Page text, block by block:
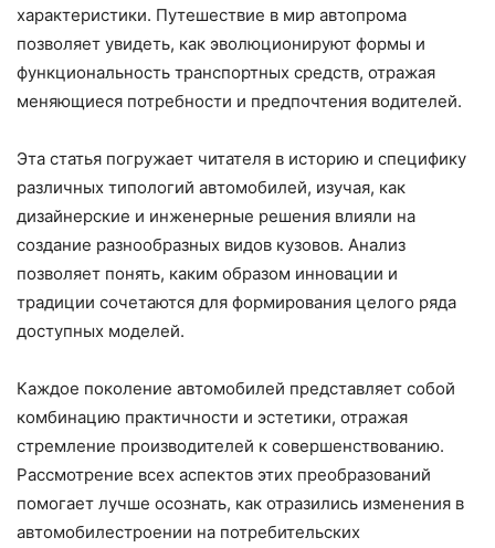
характеристики. Путешествие в мир автопрома
позволяет увидеть, как эволюционируют формы и
функциональность транспортных средств, отражая
меняющиеся потребности и предпочтения водителей.
Эта статья погружает читателя в историю и специфику
различных типологий автомобилей, изучая, как
дизайнерские и инженерные решения влияли на
создание разнообразных видов кузовов. Анализ
позволяет понять, каким образом инновации и
традиции сочетаются для формирования целого ряда
доступных моделей.
Каждое поколение автомобилей представляет собой
комбинацию практичности и эстетики, отражая
стремление производителей к совершенствованию.
Рассмотрение всех аспектов этих преобразований
помогает лучше осознать, как отразились изменения в
автомобилестроении на потребительских